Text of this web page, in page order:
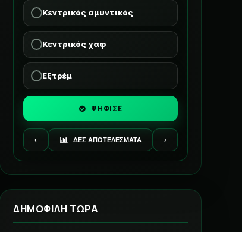
Κεντρικός αμυντικός
Κεντρικός χαφ
Εξτρέμ
ΨΗΦΙΣΕ
‹ ΔΕΣ ΑΠΟΤΕΛΕΣΜΑΤΑ ›
ΔΗΜΟΦΙΛΗ ΤΩΡΑ